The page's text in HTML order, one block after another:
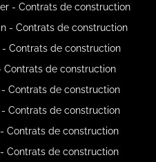
- Contrats de construction
- Contrats de construction
- Contrats de construction
Contrats de construction
Contrats de construction
Contrats de construction
Contrats de construction
Contrats de construction